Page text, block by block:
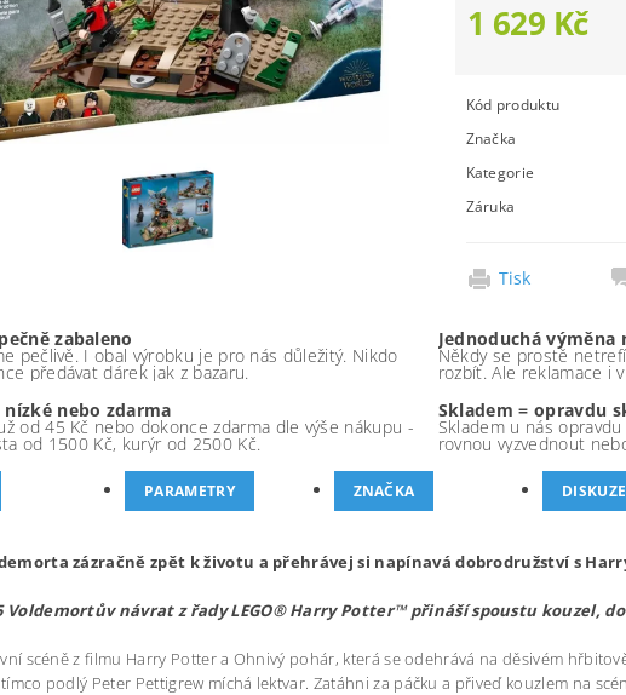
1 629 Kč
Kód produktu
Značka
Kategorie
Záruka
Tisk
zabaleno
pečlivě. I obal výrobku je pro nás důležitý. Nikdo
předávat dárek jak z bazaru.
Jednoduchá výměna
Někdy se prostě
rozbít. Ale reklamace i
nízké nebo zdarma
od 45 Kč nebo dokonce zdarma dle výše nákupu -
od 1500 Kč, kurýr od 2500 Kč.
Skladem = opravdu
Skladem u nás
rovnou vyzvednout
PARAMETRY ZNAČKA DISKUZE
zázračně zpět k životu a přehrávej si napínavá dobrodružství s
Voldemortův návrat z řady LEGO® Harry Potter™ přináší spoustu kouzel,
scéně z filmu Harry Potter a Ohnivý pohár, která se odehrává na děsivém
podlý Peter Pettigrew míchá lektvar. Zatáhni za páčku a přiveď kouzlem na